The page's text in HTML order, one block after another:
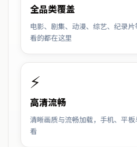
全品类覆盖
电影、剧集、动漫、综艺、纪录
看的都在这里
⚡
高清流畅
清晰画质与流畅加载，手机、平
看